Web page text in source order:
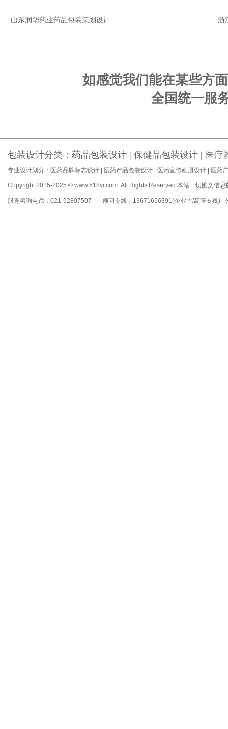
山东润华药业药品包装策划设计 浙
如感觉我们能在某些方
全国统一服
包装设计分类： 药品包装设计 | 保健品包装设计 | 医疗
专业设计划分： 医药品牌标志设计 医药产品包装设计 医药宣传画册设计 医药
Copyright 2015-2025 © www.518vi.com All Rights Reserved 本站一切图文信
服务咨询电话：021-52807507 | 顾问专线：13671656391(企业主/高管专线)